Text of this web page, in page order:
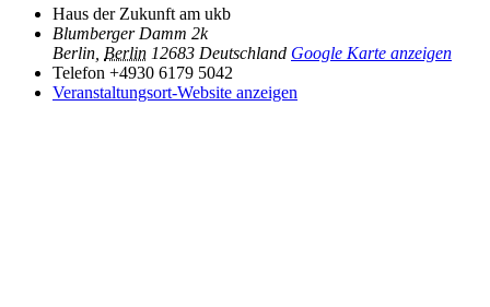
Haus der Zukunft am ukb
Blumberger Damm 2k
Berlin Berlin 12683 Deutschland Google Karte anzeigen
Telefon +4930 6179 5042
Veranstaltungsort-Website anzeigen